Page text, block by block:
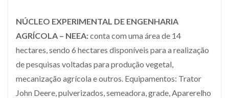
NÚCLEO EXPERIMENTAL DE ENGENHARIA
AGRÍCOLA – NEEA:conta com uma área de 14
hectares, sendo 6 hectares disponíveis para a realização
de pesquisas voltadas para produção vegetal,
mecanização agrícola e outros. Equipamentos: Trator
John Deere, pulverizados, semeadora, grade, Aparerelho